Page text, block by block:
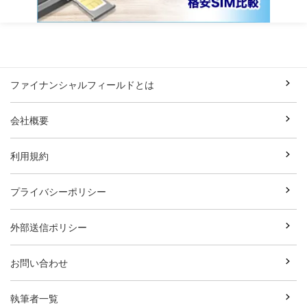
ファイナンシャルフィールドとは
会社概要
利用規約
プライバシーポリシー
外部送信ポリシー
お問い合わせ
執筆者一覧